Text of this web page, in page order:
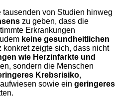
von Studien hinweg
zu geben, dass die
Erkrankungen
keine gesundheitlichen
konkret zeigte sich, dass nicht
wie Herzinfarkte und
sondern die Menschen
Krebsrisiko,
sowie eingeringeres